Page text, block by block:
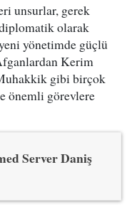
unsurlar, gerek
olarak
yönetimde güçlü
Kerim
gibi birçok
önemli görevlere
Server Daniş